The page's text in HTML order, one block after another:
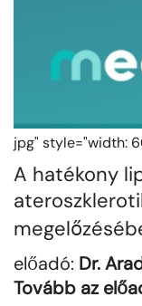
jpg" style="width:
A hatékony
előadó: Dr.
Tovább az